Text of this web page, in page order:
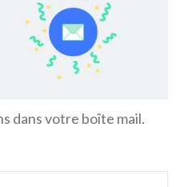
dans votre boîte mail.